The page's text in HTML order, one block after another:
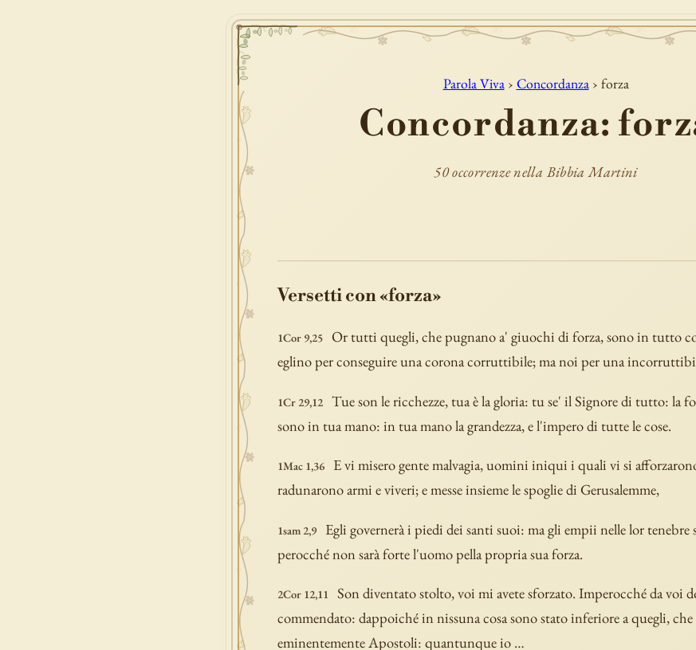
Parola Viva› Concordanza› forza
Concordanza:
50 occorrenze nella Bibbia Martini
Versetti con «forza»
1Cor 9,25 Or tutti quegli, che pugnano a' giuochi di forza, sono in tutto
eglino per conseguire una corona corruttibile; ma noi per una
1Cr 29,12 Tue son le ricchezze, tua è la gloria: tu se' il Signore di tutto: la
sono in tua mano: in tua mano la grandezza, e l'impero di tutte le cose.
1Mac 1,36
E vi misero gente malvagia, uomini iniqui i quali vi si
radunarono armi e viveri; e messe insieme le spoglie di Gerusalemme,
1sam 2,9
Egli governerà i piedi dei santi suoi: ma gli empii nelle lor tenebre
perocché non sarà forte l'uomo pella propria sua forza.
2Cor 12,11 Son diventato stolto, voi mi avete sforzato. Imperocché da voi
commendato: dappoiché in nissuna cosa sono stato inferiore a quegli,
eminentemente Apostoli: quantunque io …